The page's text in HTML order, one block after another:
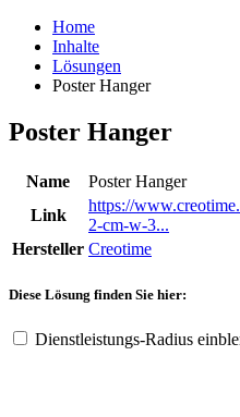
Home
Inhalte
Lösungen
Poster Hanger
Poster Hanger
Name
Poster Hanger
Link
https://
2-cm-w-3...
Hersteller Creotime
Diese Lösung finden Sie hier:
Dienstleistungs-Radius